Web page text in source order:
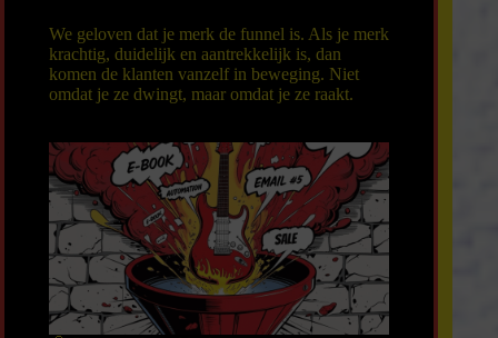
We geloven dat je merk de funnel is. Als je merk
krachtig, duidelijk en aantrekkelijk is, dan
komen de klanten vanzelf in beweging. Niet
omdat je ze dwingt, maar omdat je ze raakt.